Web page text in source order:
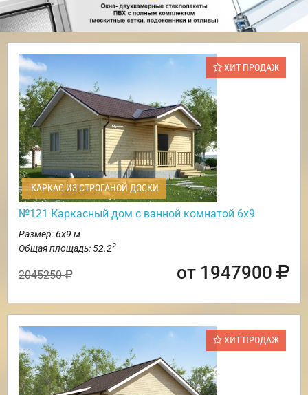
ХИТ ПРОДАЖ
КАРКАС ИЗ СТРОГАНОЙ ДОСКИ
№121 Каркасный дом с ванной комнатой 6х9
Размер: 6х9 м
Общая площадь: 52.22
2045250 от 1947900
ХИТ ПРОДАЖ